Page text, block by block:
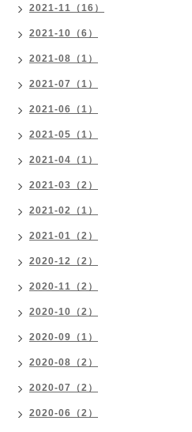
2021-11（16）
2021-10（6）
2021-08（1）
2021-07（1）
2021-06（1）
2021-05（1）
2021-04（1）
2021-03（2）
2021-02（1）
2021-01（2）
2020-12（2）
2020-11（2）
2020-10（2）
2020-09（1）
2020-08（2）
2020-07（2）
2020-06（2）